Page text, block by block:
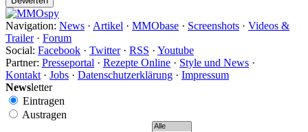
Navigation: News · Artikel · MMObase · Screenshots · Videos &
Trailer· Forum
Social: Facebook · Twitter· RSS · Youtube
Partner: Presseportal · Rezepte Online · Style und News ·
Kontakt · Jobs · Datenschutzerklärung · Impressum
Newsletter
Eintragen
Austragen